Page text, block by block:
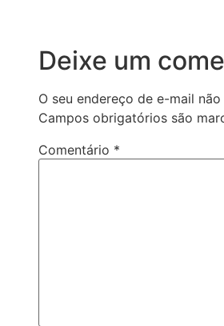
Deixe um
O seu endereço de e-mail
Campos obrigatórios são
Comentário *